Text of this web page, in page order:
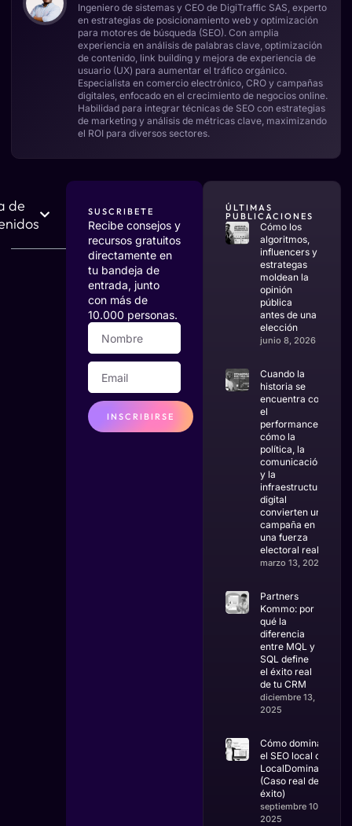
Ingeniero de sistemas y CEO de DigiTraffic SAS, experto
en estrategias de posicionamiento web y optimización
para motores de búsqueda (SEO). Con amplia
experiencia en análisis de palabras clave, optimización
de contenido, link building y mejora de experiencia de
usuario (UX) para aumentar el tráfico orgánico.
Especialista en comercio electrónico, CRO y campañas
digitales, enfocado en el crecimiento de negocios online.
Habilidad para integrar técnicas de SEO con estrategias
de marketing y análisis de métricas clave, maximizando
el ROI para diversos sectores.
de
SUSCRIBETE
Recibe consejos y
recursos gratuitos
directamente en
tu bandeja de
entrada, junto
con más de
10.000 personas.
INSCRIBIRSE
ÚLTIMAS
PUBLICACIONES
Cómo los
algoritmos,
influencers y
estrategas
moldean la
opinión
pública
antes de una
elección
junio 8, 2026
Cuando la
historia se
encuentra con
el
performance:
cómo la
política, la
comunicación
y la
infraestructura
digital
convierten una
campaña en
una fuerza
electoral real
marzo 13, 2026
Partners
Kommo: por
qué la
diferencia
entre MQL y
SQL define
el éxito real
de tu CRM
diciembre 13,
2025
Cómo dominar
el SEO local con
LocalDominator
(Caso real de
éxito)
septiembre 10,
2025